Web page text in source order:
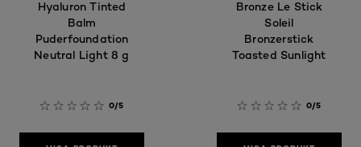
Hyaluron Tinted
Balm
Puderfoundation
Neutral Light 8 g
0/5
Bronze Le Stick
Soleil
Bronzerstick
Toasted Sunlight
0/5